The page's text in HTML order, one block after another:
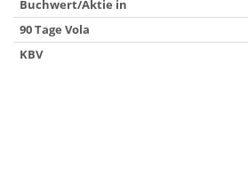
Buchwert/Aktie in
90 Tage Vola
KBV